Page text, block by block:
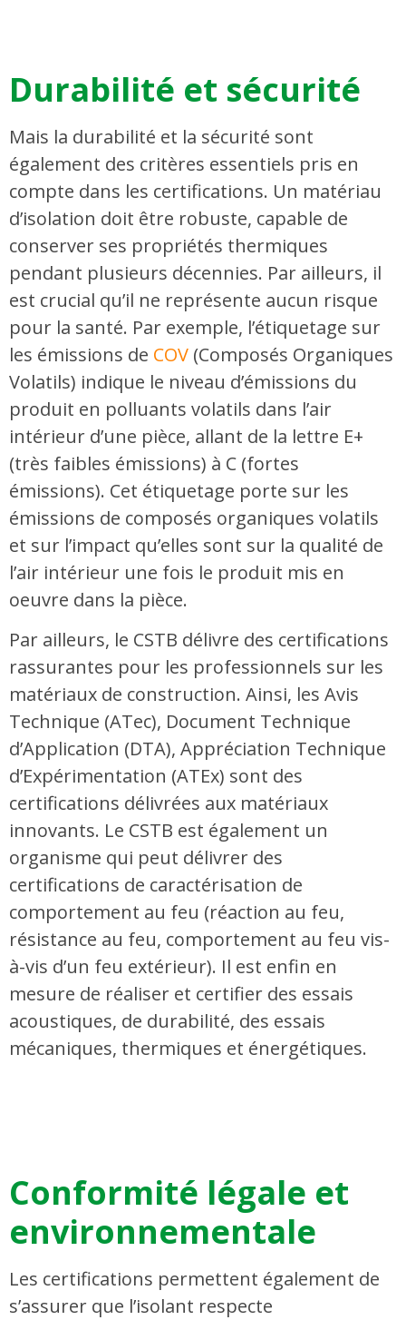
Durabilité et sécurité
Mais la durabilité et la sécurité sont
également des critères essentiels pris en
compte dans les certifications. Un matériau
d’isolation doit être robuste, capable de
conserver ses propriétés thermiques
pendant plusieurs décennies. Par ailleurs, il
est crucial qu’il ne représente aucun risque
pour la santé. Par exemple, l’étiquetage sur
les émissions de COV (Composés Organiques
Volatils) indique le niveau d’émissions du
produit en polluants volatils dans l’air
intérieur d’une pièce, allant de la lettre E+
(très faibles émissions) à C (fortes
émissions). Cet étiquetage porte sur les
émissions de composés organiques volatils
et sur l’impact qu’elles sont sur la qualité de
l’air intérieur une fois le produit mis en
oeuvre dans la pièce.
Par ailleurs, le CSTB délivre des certifications
rassurantes pour les professionnels sur les
matériaux de construction. Ainsi, les Avis
Technique (ATec), Document Technique
d’Application (DTA), Appréciation Technique
d’Expérimentation (ATEx) sont des
certifications délivrées aux matériaux
innovants. Le CSTB est également un
organisme qui peut délivrer des
certifications de caractérisation de
comportement au feu (réaction au feu,
résistance au feu, comportement au feu vis-
à-vis d’un feu extérieur). Il est enfin en
mesure de réaliser et certifier des essais
acoustiques, de durabilité, des essais
mécaniques, thermiques et énergétiques.
Conformité légale et
environnementale
Les certifications permettent également de
s’assurer que l’isolant respecte